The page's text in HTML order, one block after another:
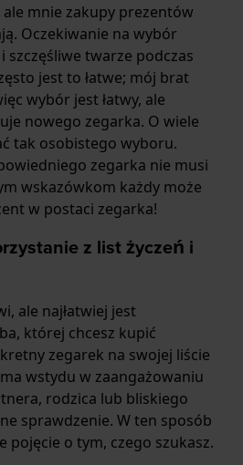
ale mnie zakupy prezentów
Oczekiwanie na wybór
szczęśliwe twarze podczas
jest to łatwe; mój brat
wybór jest łatwy, ale
nowego zegarka. O wiele
tak osobistego wyboru.
zegarka nie musi
wskazówkom każdy może
w postaci zegarka!
z list życzeń i
ale najłatwiej jest
której chcesz kupić
zegarek na swojej liście
wstydu w zaangażowaniu
rodzica lub bliskiego
sprawdzenie. W ten sposób
pojęcie o tym, czego szukasz.